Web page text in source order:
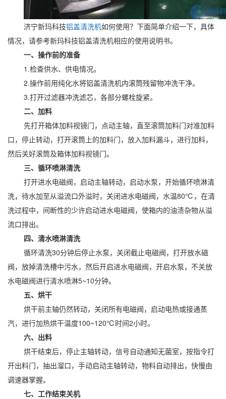
济宁新玛科技铝盖清洗机如何使用？下面简单介绍一下，具体
情况，请参考新玛科技铝盖清洗机相应的使用说明书。
一、操作前的准备
1.检查供水、供电情况。
2.操作前用纯化水将铝盖清洗机内滚筒残留物冲洗干净。
3.打开过滤器冲洗滤芯，各部分螺栓旋紧。
二、加料
先打开箱体加料视镜门，点动主轴，直至滚筒加料门对准加料
口，停止转动，打开滚筒上的加料门，放入加料漏斗，进行加料，
然后关好滚筒及箱体加料视镜门。
三、循环喷淋清洗
打开进水电磁阀，启动主轴转动，启动水泵，开始循环喷淋清
洗，待水加至从溢流口外溢时，关闭进水电磁阀，水温80℃，在清
洗过程中，间断性的少许启动进水电磁阀，使箱内的油渍杂物从溢
流口排出。
四、清水喷淋清洗
循环清洗30分钟后停止水泵，关闭截止电磁阀，打开放水磁
阀，放掉清洗槽中污水，然后开启进水电磁阀，开启水泵，不关放
水电磁阀进行清水喷淋5~10分钟。
五、烘干
烘干前主轴仍然转动，关闭所有电磁阀，启动电热或接通蒸
汽，进行加热烘干温度100~120℃时间2小时。
六、出料
烘干结束后，停止主轴转动，信号自动通知无菌室，按指令打
开出料门，抽出溜口，手动启动主轴转动，物料自动排出，快慢由
调速器掌握。
七、工作结束关机